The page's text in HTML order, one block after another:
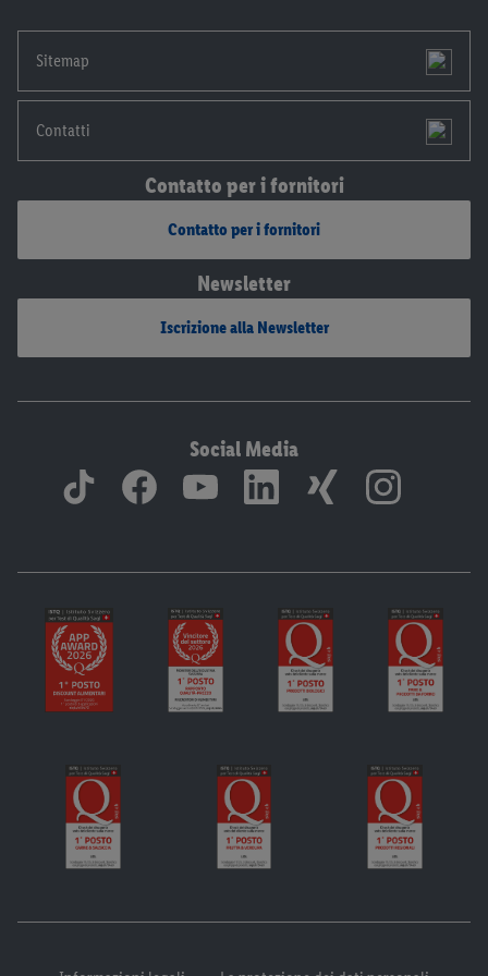
Sitemap
Contatti
Contatto per i fornitori
Contatto per i fornitori
Newsletter
Iscrizione alla Newsletter
Social Media